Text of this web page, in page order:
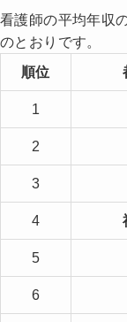
看護師の平均年収
のとおりです。
順位
1
2
3
4
5
6